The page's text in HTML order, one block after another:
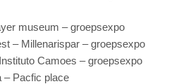
museum – groepsexpo
– Millenarispar – groepsexpo
Camoes – groepsexpo
– Pacfic place